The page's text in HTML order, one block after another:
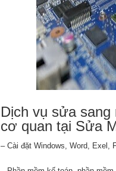
Dịch vụ sửa
cơ quan tại Sửa
– Cài đặt Windows, Word, Exel,